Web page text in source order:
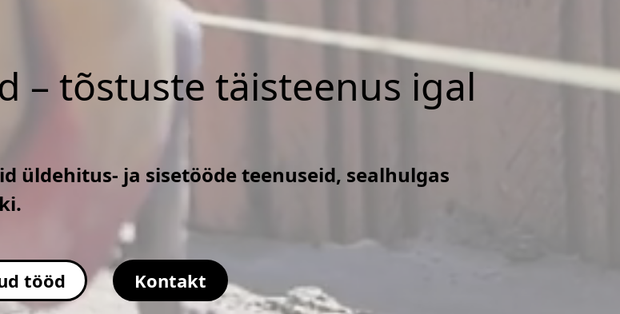
– tõstuste täisteenus igal
üldehitus- ja sisetööde teenuseid, sealhulgas
tööd Kontakt